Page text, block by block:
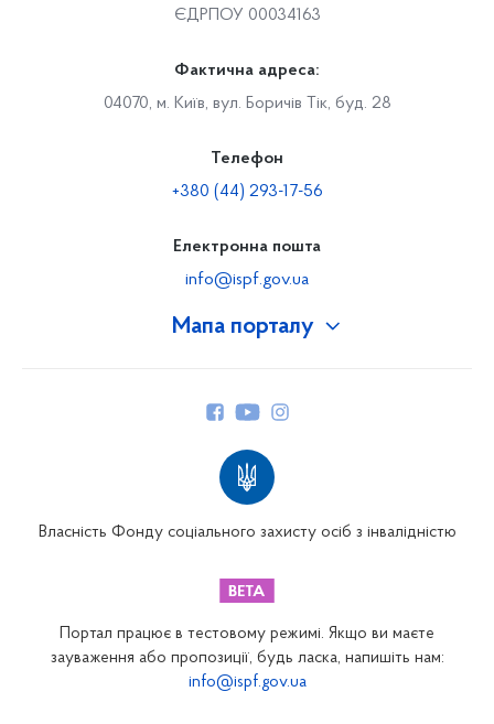
Мапа порталу
Закарпатське відділення
Запорізьке відділення
ЄДРПОУ 00034163
Фактична адреса:
04070, м. Київ, вул. Боричів Тік, буд. 28
Телефон
+380 (44) 293-17-56
Електронна пошта
info@ispf.gov.ua
Власність Фонду соціального захисту осіб з інвалідністю
Портал працює в тестовому режимі. Якщо ви маєте
зауваження або пропозиції, будь ласка, напишіть нам:
info@ispf.gov.ua